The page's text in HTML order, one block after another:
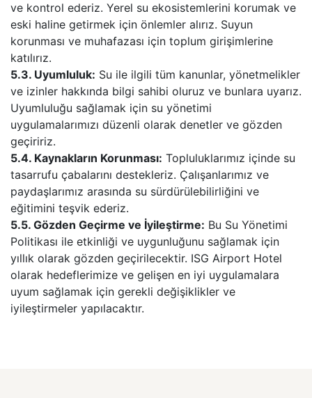
ve kontrol ederiz. Yerel su ekosistemlerini korumak ve
eski haline getirmek için önlemler alırız. Suyun
korunması ve muhafazası için toplum girişimlerine
katılırız.
5.3. Uyumluluk: Su ile ilgili tüm kanunlar, yönetmelikler
ve izinler hakkında bilgi sahibi oluruz ve bunlara uyarız.
Uyumluluğu sağlamak için su yönetimi
uygulamalarımızı düzenli olarak denetler ve gözden
geçiririz.
5.4. Kaynakların Korunması: Topluluklarımız içinde su
tasarrufu çabalarını destekleriz. Çalışanlarımız ve
paydaşlarımız arasında su sürdürülebilirliğini ve
eğitimini teşvik ederiz.
5.5. Gözden Geçirme ve İyileştirme: Bu Su Yönetimi
Politikası ile etkinliği ve uygunluğunu sağlamak için
yıllık olarak gözden geçirilecektir. ISG Airport Hotel
olarak hedeflerimize ve gelişen en iyi uygulamalara
uyum sağlamak için gerekli değişiklikler ve
iyileştirmeler yapılacaktır.